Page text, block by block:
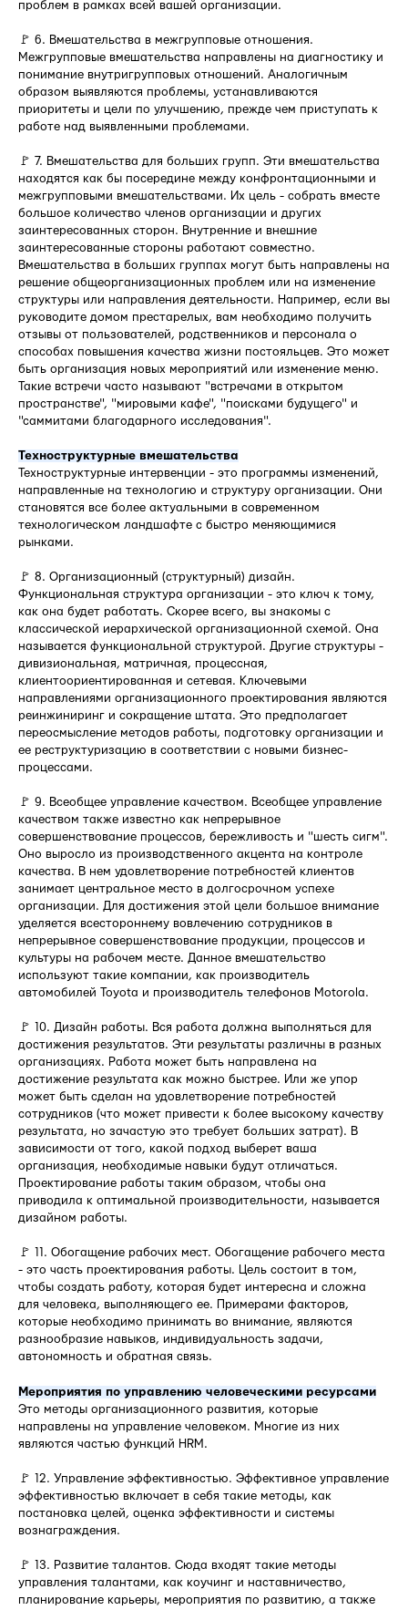
проблем в рамках всей вашей организации.
🚩 6. Вмешательства в межгрупповые отношения.
Межгрупповые вмешательства направлены на диагностику и
понимание внутригрупповых отношений. Аналогичным
образом выявляются проблемы, устанавливаются
приоритеты и цели по улучшению, прежде чем приступать к
работе над выявленными проблемами.
🚩 7. Вмешательства для больших групп. Эти вмешательства
находятся как бы посередине между конфронтационными и
межгрупповыми вмешательствами. Их цель - собрать вместе
большое количество членов организации и других
заинтересованных сторон. Внутренние и внешние
заинтересованные стороны работают совместно.
Вмешательства в больших группах могут быть направлены на
решение общеорганизационных проблем или на изменение
структуры или направления деятельности. Например, если вы
руководите домом престарелых, вам необходимо получить
отзывы от пользователей, родственников и персонала о
способах повышения качества жизни постояльцев. Это может
быть организация новых мероприятий или изменение меню.
Такие встречи часто называют "встречами в открытом
пространстве", "мировыми кафе", "поисками будущего" и
"саммитами благодарного исследования".
Техноструктурные вмешательства
Техноструктурные интервенции - это программы изменений,
направленные на технологию и структуру организации. Они
становятся все более актуальными в современном
технологическом ландшафте с быстро меняющимися
рынками.
🚩 8. Организационный (структурный) дизайн.
Функциональная структура организации - это ключ к тому,
как она будет работать. Скорее всего, вы знакомы с
классической иерархической организационной схемой. Она
называется функциональной структурой. Другие структуры -
дивизиональная, матричная, процессная,
клиентоориентированная и сетевая. Ключевыми
направлениями организационного проектирования являются
реинжиниринг и сокращение штата. Это предполагает
переосмысление методов работы, подготовку организации и
ее реструктуризацию в соответствии с новыми бизнес-
процессами.
🚩 9. Всеобщее управление качеством. Всеобщее управление
качеством также известно как непрерывное
совершенствование процессов, бережливость и "шесть сигм".
Оно выросло из производственного акцента на контроле
качества. В нем удовлетворение потребностей клиентов
занимает центральное место в долгосрочном успехе
организации. Для достижения этой цели большое внимание
уделяется всестороннему вовлечению сотрудников в
непрерывное совершенствование продукции, процессов и
культуры на рабочем месте. Данное вмешательство
используют такие компании, как производитель
автомобилей Toyota и производитель телефонов Motorola.
🚩 10. Дизайн работы. Вся работа должна выполняться для
достижения результатов. Эти результаты различны в разных
организациях. Работа может быть направлена на
достижение результата как можно быстрее. Или же упор
может быть сделан на удовлетворение потребностей
сотрудников (что может привести к более высокому качеству
результата, но зачастую это требует больших затрат). В
зависимости от того, какой подход выберет ваша
организация, необходимые навыки будут отличаться.
Проектирование работы таким образом, чтобы она
приводила к оптимальной производительности, называется
дизайном работы.
🚩 11. Обогащение рабочих мест. Обогащение рабочего места
- это часть проектирования работы. Цель состоит в том,
чтобы создать работу, которая будет интересна и сложна
для человека, выполняющего ее. Примерами факторов,
которые необходимо принимать во внимание, являются
разнообразие навыков, индивидуальность задачи,
автономность и обратная связь.
Мероприятия по управлению человеческими ресурсами
Это методы организационного развития, которые
направлены на управление человеком. Многие из них
являются частью функций HRM.
🚩 12. Управление эффективностью. Эффективное управление
эффективностью включает в себя такие методы, как
постановка целей, оценка эффективности и системы
вознаграждения.
🚩 13. Развитие талантов. Сюда входят такие методы
управления талантами, как коучинг и наставничество,
планирование карьеры, мероприятия по развитию, а также